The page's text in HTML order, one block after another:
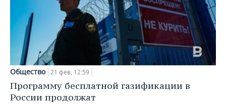
Общество 21 фев, 12:59
Программу бесплатной газификации в
России продолжат